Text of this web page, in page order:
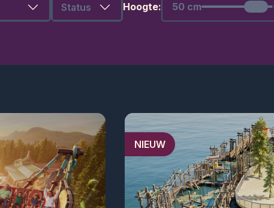
Status Hoogte: 50 cm
NIEUW